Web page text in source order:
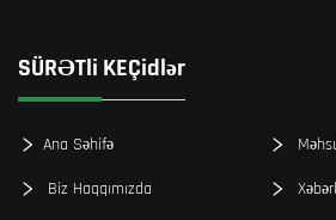
SÜRƏTli KEÇidlər
Ana Səhifə
Biz Haqqımızda